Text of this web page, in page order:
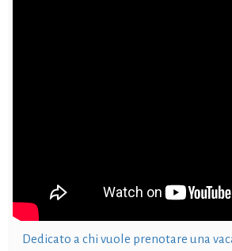
Dedicato a chi vuole prenotare una